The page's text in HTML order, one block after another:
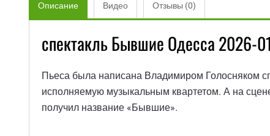
Описание Видео Отзывы (0)
спектакль Бывшие Одесса 2026-
Пьеса была написана Владимиром Голосняком
исполняемую музыкальным квартетом. А на
получил название «Бывшие».